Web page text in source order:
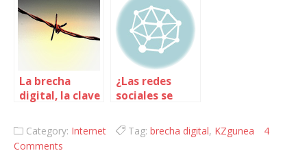
La brecha
digital, la clave
ya no tanto en
el acceso
¿Las redes
sociales se
con bits y
bytes?
Category: Internet Tag: brecha digital, KZgunea
4
Comments